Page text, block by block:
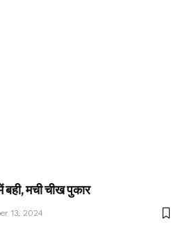
बही, मची चीख पुकार
13, 2024